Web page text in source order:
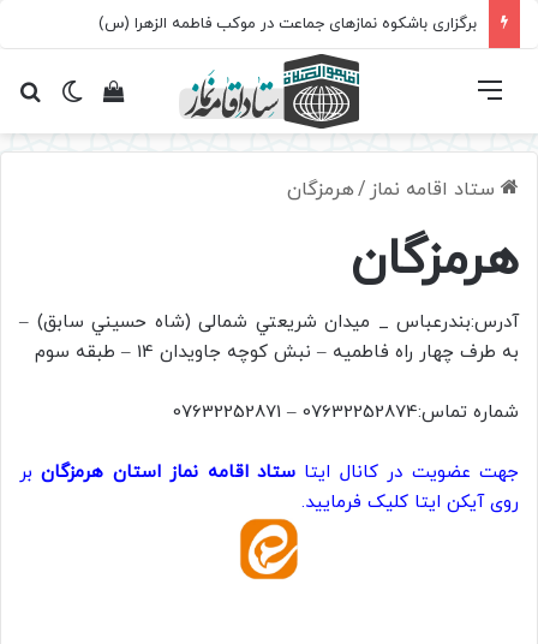
برگزاری باشکوه نمازهای جماعت در موکب فاطمه الزهرا (س)
تغییرمشاهده فهرست
ستاد اقامه نماز /هرمزگان
هرمزگان
آدرس:بندرعباس _‌ ميدان شريعتي شمالی (شاه حسيني سابق) –
به طرف چهار راه فاطميه – نبش كوچه جاويدان 14 – طبقه سوم
شماره تماس:07632252874 – 07632252871
جهت عضویت در کانال ایتا ستاد اقامه نماز استان هرمزگان بر
روی آیکن ایتا کلیک فرمایید.